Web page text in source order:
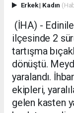
Erkek| Kadın
(İHA) -
ilçesinde 2
tartışma
dönüştü.
yaralandı.
ekipleri,
gelen kasten